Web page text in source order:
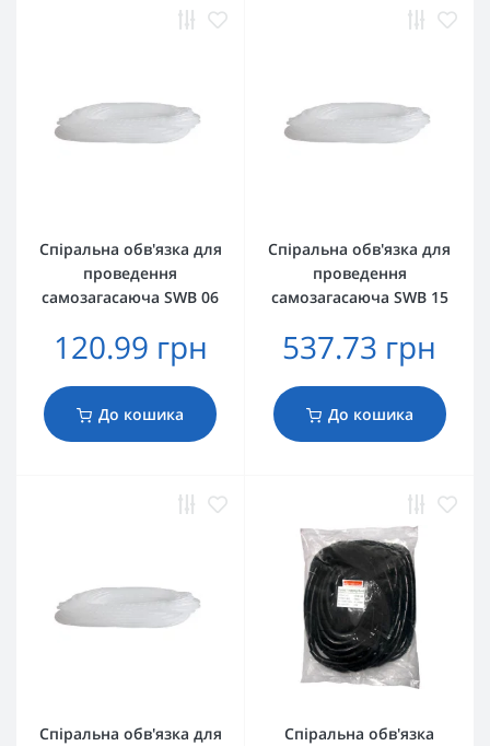
Спіральна обв'язка для
проведення
самозагасаюча SWB 06
120.99 грн
До кошика
Спіральна обв'язка для
проведення
самозагасаюча SWB 15
537.73 грн
До кошика
Спіральна обв'язка для
Спіральна обв'язка